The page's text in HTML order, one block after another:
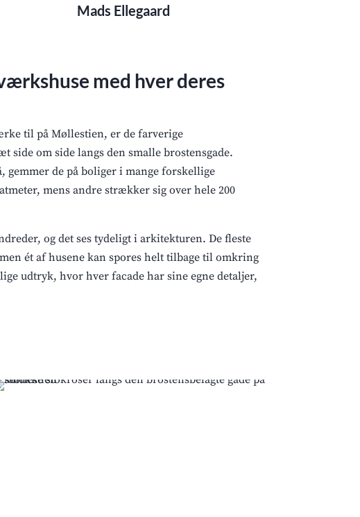
Mads Ellegaard
med hver deres
til på Møllestien, er de farverige
side om side langs den smalle brostensgade.
gemmer de på boliger i mange forskellige
mens andre strækker sig over hele 200
og det ses tydeligt i arkitekturen. De fleste
ét af husene kan spores helt tilbage til omkring
udtryk, hvor hver facade har sine egne detaljer,